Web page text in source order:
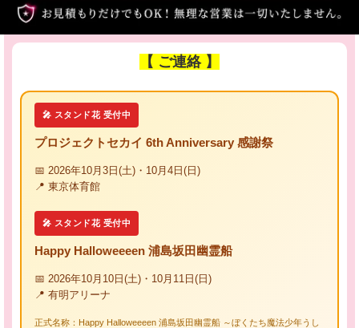
【 ご連絡 】
🎤 スタンド花 受付中
プロジェクトセカイ 6th Anniversary 感謝祭
📅 2026年10月3日(土)・10月4日(日)
📍 東京体育館
🎤 スタンド花 受付中
Happy Halloweeeen 浦島坂田幽霊船
📅 2026年10月10日(土)・10月11日(日)
📍 有明アリーナ
正式名称：Happy Halloweeeen 浦島坂田幽霊船 ～ぼくたち魔法少年うし